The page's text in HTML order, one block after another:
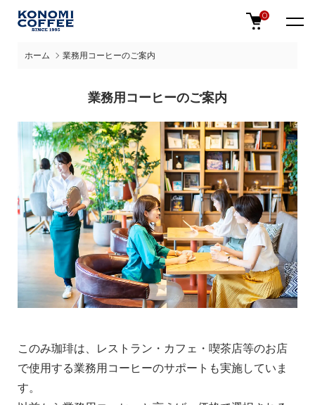
0
ホーム 業務用コーヒーのご案内
業務用コーヒーのご案内
このみ珈琲は、レストラン・カフェ・喫茶店等のお店
で使用する業務用コーヒーのサポートも実施していま
す。